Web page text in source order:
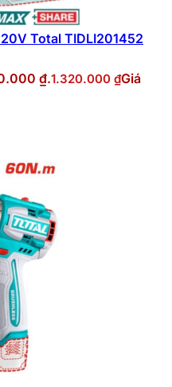
Total TIDLI201452
₫.1.320.000 ₫Giá